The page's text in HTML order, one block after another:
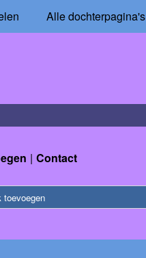
Alle dochterpagina's
Contact
toevoegen